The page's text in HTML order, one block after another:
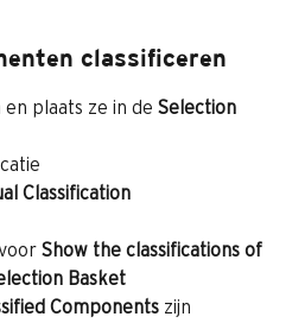
classificeren
plaats ze in de Selection
Classification
Show the classifications of
Basket
Components zijn